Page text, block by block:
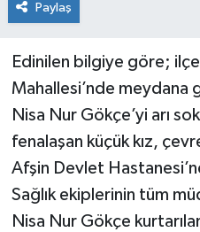
Paylaş
Edinilen bilgiye göre;
Mahallesi’nde meydana
Nisa Nur Gökçe’yi arı
fenalaşan küçük kız,
Afşin Devlet
Sağlık ekiplerinin tüm
Nisa Nur Gökçe